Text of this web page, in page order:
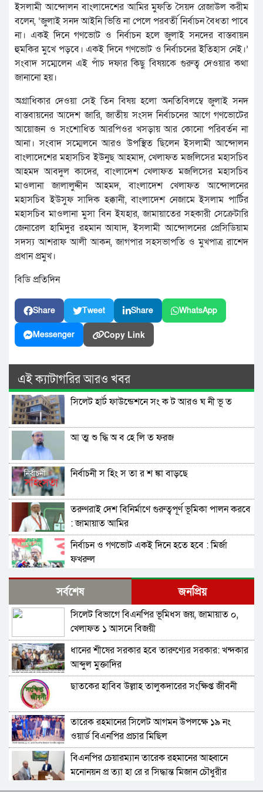
ইসলামী আন্দোলন বাংলাদেশের আমির মুফতি সৈয়দ রেজাউল করীম
বলেন, ‘জুলাই সনদ আইনি ভিত্তি না পেলে পরবর্তী নির্বাচন বৈধতা পাবে
না। একই দিনে গণভোট ও নির্বাচন হলে জুলাই সনদের বাস্তবায়ন
হুমকির মুখে পড়বে। একই দিনে গণভোট ও নির্বাচনের ইতিহাস নেই।’
সংবাদ সম্মেলেন এই পাঁচ দফার কিছু বিষয়কে গুরুত্ব দেওয়ার কথা
জানানো হয়।
অগ্রাধিকার দেওয়া সেই তিন বিষয় হলো অনতিবিলম্বে জুলাই সনদ
বাস্তবায়নের আদেশ জারি, জাতীয় সংসদ নির্বাচনের আগে গণভোটের
আয়োজন ও সংশোধিত আরপিওর খসড়ায় আর কোনো পরিবর্তন না
আনা। সংবাদ সম্মেলনে আরও উপস্থিত ছিলেন ইসলামী আন্দোলন
বাংলাদেশের মহাসচিব ইউনুছ আহমাদ, খেলাফত মজলিসের মহাসচিব
আহমদ আবদুল কাদের, বাংলাদেশ খেলাফত মজলিসের মহাসচিব
মাওলানা জালালুদ্দীন আহমদ, বাংলাদেশ খেলাফত আন্দোলনের
মহাসচিব ইউসুফ সাদিক হক্কানী, বাংলাদেশ নেজামে ইসলাম পার্টির
মহাসচিব মাওলানা মুসা বিন ইযহার, জামায়াতের সহকারী সেক্রেটারি
জেনারেল হামিদুর রহমান আযাদ, ইসলামী আন্দোলনের প্রেসিডিয়াম
সদস্য আশরাফ আলী আকন, জাগপার সহসভাপতি ও মুখপাত্র রাশেদ
প্রধান প্রমুখ।
বিডি প্রতিদিন
Share Tweet Share WhatsApp
Messenger Copy Link
এই ক্যাটাগরির আরও খবর
সিলেট হার্ট ফাউন্ডেশনে সং ক ট আরও ঘ নী ভূ ত
আ ত্ম শু দ্ধি অ ব হে লি ত ফরজ
নির্বাচনী স হিং স তা র শ ঙ্কা বাড়ছে
তরুণরাই দেশ বিনির্মাণে গুরুত্বপূর্ণ ভূমিকা পালন করবে
: জামায়াত আমির
নির্বাচন ও গণভোট একই দিনে হতে হবে : মির্জা
ফখরুল
নির্বাচন বিরোধীদের ৭ নভেম্বরের চেতনায় পরাজিত
করতে হবে : আমীর খসরু
জামায়াতের আলোচনার প্রস্তাব, যা বললেন বিএনপির
মহাসচিব
সুনামগঞ্জ-১ : ‘চূড়ান্ত মনোনয়ন আমিই পাবো’-
কামরুজ্জামান কামরুল
সাবাস এসএমপির পুলিশ কমিশনার : কালিঘাটে জ ব্দ
জেলা প্রশাসক মহোদয় আপনার ঘুম ভাঙ্গবে কখন!
সিলেটের কোম্পানীগঞ্জে থামছে না পাথর লুট, শাহ
আরেফিন টিলার ৮৫ শতাংশ পাথর উধাও
বাপের বেটা মুক্তাদির! লোক দেখানো ! হাতে হাত
রাখলেন আরিফ-মুক্তাদির
সর্বশেষ জনপ্রিয়
সিলেট বিভাগে বিএনপির ভূমিধস জয়, জামায়াত ০,
খেলাফত ১ আসনে বিজয়ী
ধানের শীষের সরকার হবে তারুণ্যের সরকার: খন্দকার
আব্দুল মুক্তাদির
ছাতকের হাবিব উল্লাহ তালুকদারের সংক্ষিপ্ত জীবনী
তারেক রহমানের সিলেট আগমন উপলক্ষে ১৯ নং
ওয়ার্ড বিএনপির প্রচার মিছিল
বিএনপির চেয়ারম্যান তারেক রহমানের আহ্বানে
মনোনয়ন প্র ত্যা হা রে র সিদ্ধান্ত মিজান চৌধুরীর